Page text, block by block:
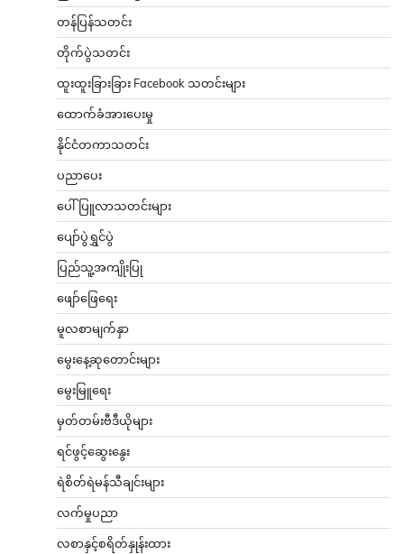
တန်ပြန်သတင်း
တိုက်ပွဲသတင်း
ထူးထူးခြားခြား Facebook သတင်းများ
ထောက်ခံအားပေးမှု
နိုင်ငံတကာသတင်း
ပညာပေး
ပေါ်ပြူလာသတင်းများ
ပျော်ပွဲရွှင်ပွဲ
ပြည်သူ့အကျိုးပြု
ဖျော်ဖြေရေး
မူလစာမျက်နှာ
မွေးနေ့ဆုတောင်းများ
မွေးမြူရေး
မှတ်တမ်းဗီဒီယိုများ
ရင်ဖွင့်ဆွေးနွေး
ရဲစိတ်ရဲမန်သီချင်းများ
လက်မှုပညာ
လစာနှင့်စရိတ်နှုန်းထား